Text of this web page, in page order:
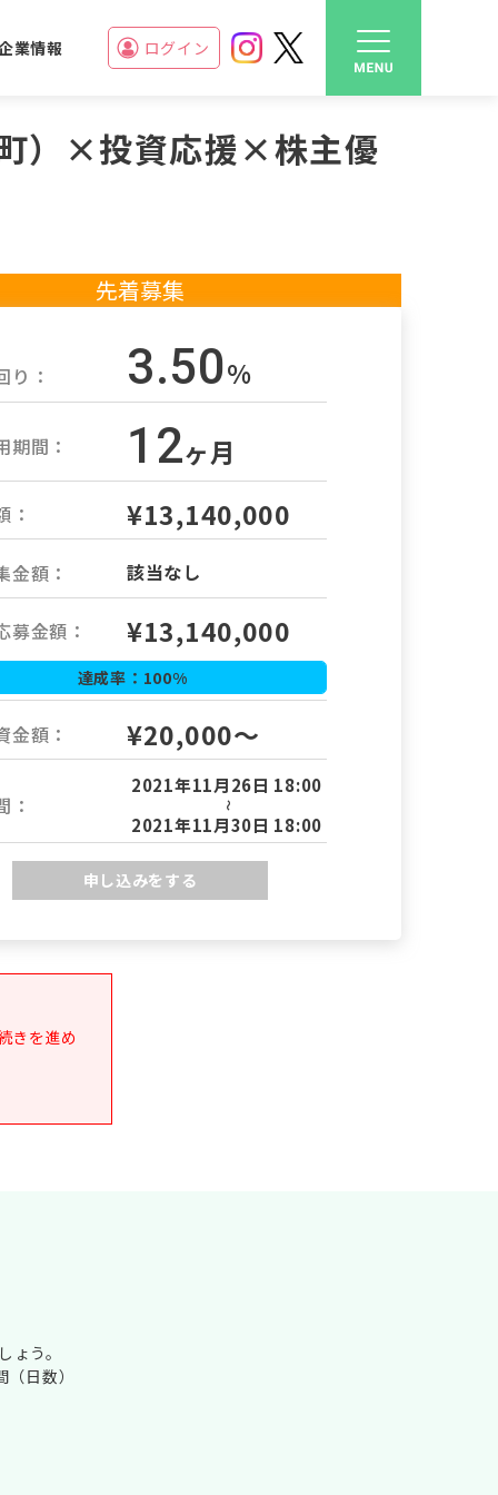
業情報 ログイン
）×投資応援×株主優
先着募集
り： 3.50%
期間： 12ヶ月
： ¥13,140,000
金額： 該当なし
募金額： ¥13,140,000
達成率： 100%
金額： ¥20,000～
：
2021年11月26日 18:00
～
2021年11月30日 18:00
申し込みをする
きを進め
う。
日数）